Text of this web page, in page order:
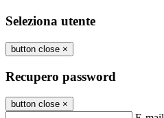
Seleziona utente
button close ×
Recupero password
button close ×